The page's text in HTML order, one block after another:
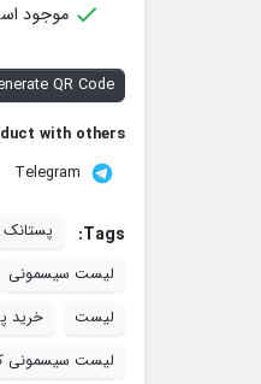
 موجود
QR Code
with others:
Telegram
Tags: پستانک
لیست سیسمونی
لیست
خرید
لیست سیسمونی